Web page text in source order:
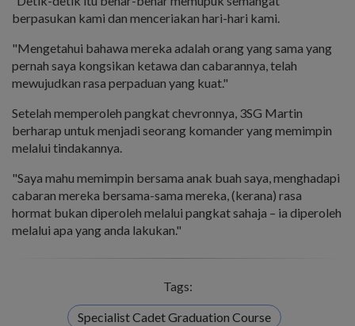
berpasukan kami dan menceriakan hari-hari kami.
"Mengetahui bahawa mereka adalah orang yang sama yang
pernah saya kongsikan ketawa dan cabarannya, telah
mewujudkan rasa perpaduan yang kuat."
Setelah memperoleh pangkat chevronnya, 3SG Martin
berharap untuk menjadi seorang komander yang memimpin
melalui tindakannya.
"Saya mahu memimpin bersama anak buah saya, menghadapi
cabaran mereka bersama-sama mereka, (kerana) rasa
hormat bukan diperoleh melalui pangkat sahaja – ia diperoleh
melalui apa yang anda lakukan."
Tags:
Specialist Cadet Graduation Course